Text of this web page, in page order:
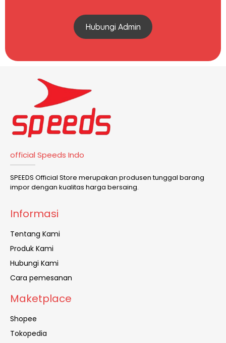
Hubungi Admin
official Speeds Indo
SPEEDS Official Store merupakan produsen tunggal barang
impor dengan kualitas harga bersaing.
Informasi
Tentang Kami
Produk Kami
Hubungi Kami
Cara pemesanan
Maketplace
Shopee
Tokopedia